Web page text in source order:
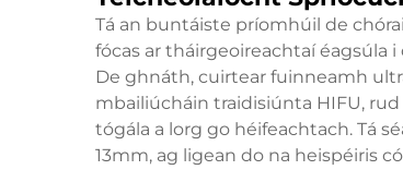
Tá an buntáiste príomhúil de
fócas ar tháirgeoireachtaí éagsúla
De ghnáth, cuirtear fuinneamh
mbailiúcháin traidisiúnta HIFU,
tógála a lorg go héifeachtach. Tá
13mm, ag ligean do na heispéiris